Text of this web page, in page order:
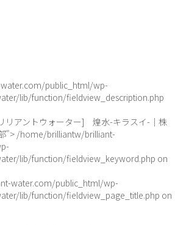
public_html/wp-
lib/function/fieldview_description.php
リアントウォーター] 煌水-キラスイ-｜株
"> /home/brilliantw/brilliant-
lib/function/fieldview_keyword.php on
water.com/public_html/wp-
lib/function/fieldview_page_title.php on